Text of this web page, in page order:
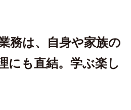
務は、自身や家族の
にも直結。学ぶ楽し